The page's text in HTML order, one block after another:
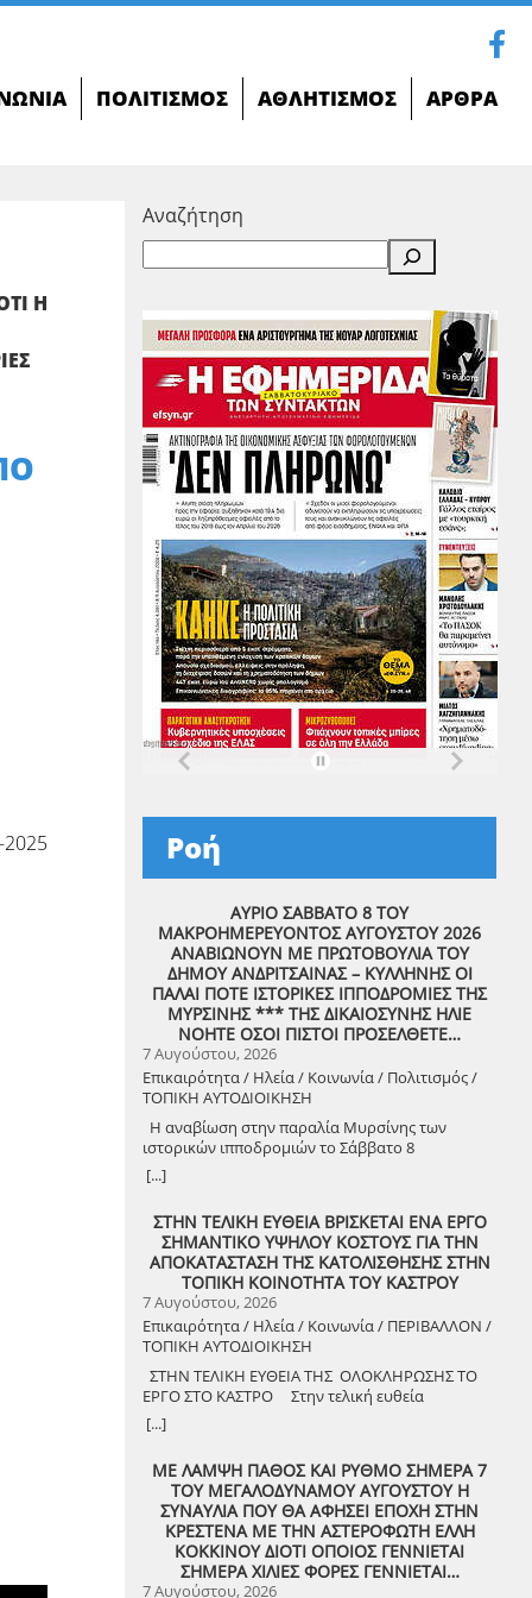
ΠΟΛΙΤΙΣΜΌΣ ΑΘΛΗΤΙΣΜΌΣ ΆΡΘΡΑ
Η
2025
Αναζήτηση
Ροή
ΑΥΡΙΟ ΣΑΒΒΑΤΟ 8 ΤΟΥ
ΜΑΚΡΟΗΜΕΡΕΥΟΝΤΟΣ ΑΥΓΟΥΣΤΟΥ 2026
ΑΝΑΒΙΩΝΟΥΝ ΜΕ ΠΡΩΤΟΒΟΥΛΙΑ ΤΟΥ
ΔΗΜΟΥ ΑΝΔΡΙΤΣΑΙΝΑΣ – ΚΥΛΛΗΝΗΣ ΟΙ
ΠΑΛΑΙ ΠΟΤΕ ΙΣΤΟΡΙΚΕΣ ΙΠΠΟΔΡΟΜΙΕΣ ΤΗΣ
ΜΥΡΣΙΝΗΣ *** ΤΗΣ ΔΙΚΑΙΟΣΥΝΗΣ ΗΛΙΕ
ΝΟΗΤΕ ΟΣΟΙ ΠΙΣΤΟΙ ΠΡΟΣΕΛΘΕΤΕ…
7 Αυγούστου, 2026
Επικαιρότητα / Ηλεία / Κοινωνία / Πολιτισμός /
ΤΟΠΙΚΗ ΑΥΤΟΔΙΟΙΚΗΣΗ
Η αναβίωση στην παραλία Μυρσίνης των
ιστορικών ιπποδρομιών το Σάββατο 8
Αυγούστου 2026
[...]
ΣΤΗΝ ΤΕΛΙΚΗ ΕΥΘΕΙΑ ΒΡΙΣΚΕΤΑΙ ΕΝΑ ΕΡΓΟ
ΣΗΜΑΝΤΙΚΟ ΥΨΗΛΟΥ ΚΟΣΤΟΥΣ ΓΙΑ ΤΗΝ
ΑΠΟΚΑΤΑΣΤΑΣΗ ΤΗΣ ΚΑΤΟΛΙΣΘΗΣΗΣ ΣΤΗΝ
ΤΟΠΙΚΗ ΚΟΙΝΟΤΗΤΑ ΤΟΥ ΚΑΣΤΡΟΥ
7 Αυγούστου, 2026
Επικαιρότητα / Ηλεία / Κοινωνία / ΠΕΡΙΒΑΛΛΟΝ /
ΤΟΠΙΚΗ ΑΥΤΟΔΙΟΙΚΗΣΗ
ΣΤΗΝ ΤΕΛΙΚΗ ΕΥΘΕΙΑ ΤΗΣ ΟΛΟΚΛΗΡΩΣΗΣ ΤΟ
ΕΡΓΟ ΣΤΟ ΚΑΣΤΡΟ Στην τελική ευθεία
ολοκλήρωσης βρίσκεται το κρίσιμο έργο
αποκατάστασης της κατολίσθησης στην Τ.Κ.
ευρώ. Έπειτα από αυτοψία που πραγματοποίησε
ο Δήμαρχος Ανδραβίδας-Κυλλήνης, Γιάννης
Λέντζας, μαζί με κλιμάκιο της Τεχνικής Υπηρεσίας
και εκπροσώπους της δημοτικής αρχής,
διαπιστώθηκε πως οι παρεμβάσεις προχωρούν
άμεσα και αυστηρά εντός των
[...]
ΜΕ ΛΑΜΨΗ ΠΑΘΟΣ ΚΑΙ ΡΥΘΜΟ ΣΗΜΕΡΑ 7
ΤΟΥ ΜΕΓΑΛΟΔΥΝΑΜΟΥ ΑΥΓΟΥΣΤΟΥ Η
ΣΥΝΑΥΛΙΑ ΠΟΥ ΘΑ ΑΦΗΣΕΙ ΕΠΟΧΗ ΣΤΗΝ
ΚΡΕΣΤΕΝΑ ΜΕ ΤΗΝ ΑΣΤΕΡΟΦΩΤΗ ΕΛΛΗ
ΚΟΚΚΙΝΟΥ ΔΙΟΤΙ ΟΠΟΙΟΣ ΓΕΝΝΙΕΤΑΙ
ΣΗΜΕΡΑ ΧΙΛΙΕΣ ΦΟΡΕΣ ΓΕΝΝΙΕΤΑΙ…
7 Αυγούστου, 2026